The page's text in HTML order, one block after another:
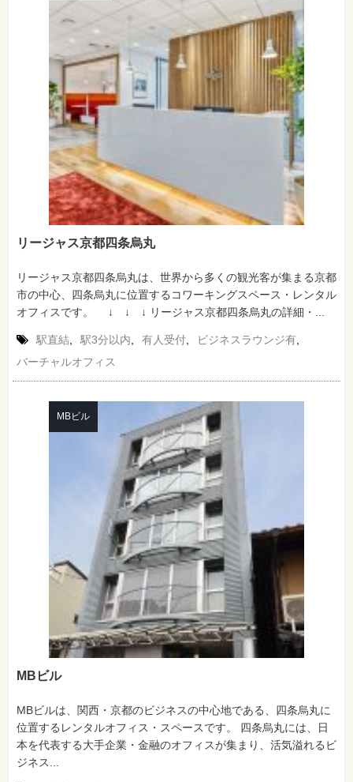
リージャス京都四条烏丸
リージャス京都四条烏丸は、世界から多くの観光客が集まる京都
市の中心、四条烏丸に位置するコワーキングスペース・レンタル
オフィスです。 ↓ ↓ ↓ リージャス京都四条烏丸の詳細・...
駅直結 駅3分以内 有人受付 ビジネスラウンジ有
バーチャルオフィス
MBビル
MBビル
MBビルは、関西・京都のビジネスの中心地である、四条烏丸に
位置するレンタルオフィス・スペースです。 四条烏丸には、日
本を代表する大手企業・金融のオフィスが集まり、活気溢れるビ
ジネス...